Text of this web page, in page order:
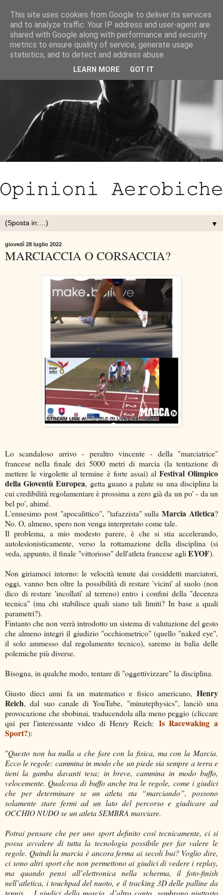
▼
giovedì 28 luglio 2022
MARCIACCIA O CORSACCIA?
Lo scandaloso arrivo - peraltro vincente - della "marciatrice"
francese nella finale dei 5000 metri di marcia (la tentazione di
mettere le virgolette al termine è forte assai) al Festival Olimpico
della Gioventù Europea, getta guano a palate su una disciplina la
cui credibilità regolamentare è prossima a zero già da un po' - da un
bel po', ahimé.
L'ennesimo post "apocalittico", "tafazzista" sullaMarcia Atletica?
No. O, almeno, spero non venga interpretato come tale.
Il problema, a mio modesto parere, è che si stia accelerando,
autolesionisticamente, verso la rottamazione della disciplina (si
veda, appunto, il finale "vittorioso" dell'atleta francese agli EYOF).
Non giriamoci intorno: le velocità tenute dai cosiddetti marciatori,
oggi, vanno ben oltre la possibilità di restare 'vicini' al suolo (non
dico di restare 'incollati' al terreno) entro i confini della "decenza
tecnica" (ma chi stabilisce quali siano tali limiti? In base a quali
parametri?).
Fintanto che non verrà introdotto un sistema di valutazione del gesto
che almeno integri il giudizio "occhiometrico" (quello "naked eye",
il solo ammesso dal regolamento tecnico), saremo in balìa delle
polemiche più diverse.
Bisogna, in qualche modo, tentare di "oggettivizzare" la disciplina.
Giusto dieci anni fa un matematico e fisico americano, Henry
Reich, dal suo canale di YouTube, "minutephysics", lanciò una
provocazione che sbobinai, traducendola alla meno peggio (cliccare
qui per l'interessante video di Henry Reich: Is Racewaking a
Sport?):
"Questo non ha nulla a che fare con la fisica, ma con la Marcia.
Ecco le regole: cammina in modo che un piede sia sempre a terra e
tieni la gamba davanti tesa; in breve, cammina in modo buffo,
velocemente. Qualcosa di buffo anche tra le regole, come i giudici
che per determinare se un atleta sta “marciando”, possono
solamente stare fermi ad un lato del percorso e giudicare ad
OCCHIO NUDO se un atleta SEMBRA marciare.
Potrai pensare che per uno sport definito così tecnicamente, ci si
possa avvalere di tutta la tecnologia possibile per far valere le
regole. Quindi la marcia è ancora ferma ai secoli bui? Voglio dire,
ci sono altri sport che non permettono ai giudici di vedere i replay,
ma quando pensi all’elettronica nella scherma, il foto-finish
nell’atletica, i touchpad del nuoto, e il tracking 3D delle palline da
tennis… I giudici della marcia, d’altro canto, sembrano piuttosto
This site uses cookies from Google to deliver its services
and to analyze traffic. Your IP address and user-agent are
shared with Google along with performance and security
metrics to ensure quality of service, generate usage
statistics, and to detect and address abuse.
LEARN MORE GOT IT